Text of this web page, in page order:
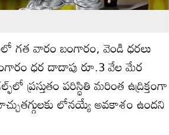
గత వారం బంగారం, వెండి ధరలు
ధర దాదాపు రూ.3 వేల మేర
ప్రస్తుతం పరిస్థితి మరింత ఉద్రిక్తంగా
లోనయ్యే అవకాశం ఉందని